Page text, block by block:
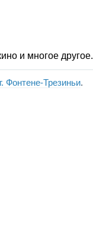
и многое другое.
г. Фонтене-Трезиньи.